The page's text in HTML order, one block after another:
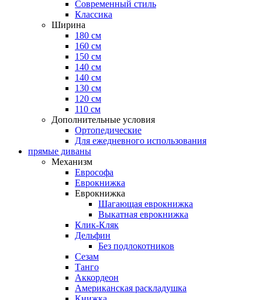
Современный стиль
Классика
Ширина
180 см
160 см
150 см
140 см
140 см
130 см
120 см
110 см
Дополнительные условия
Ортопедические
Для ежедневного использования
прямые диваны
Механизм
Еврософа
Еврокнижка
Еврокнижка
Шагающая еврокнижка
Выкатная еврокнижка
Клик-Кляк
Дельфин
Без подлокотников
Сезам
Танго
Аккордеон
Американская раскладушка